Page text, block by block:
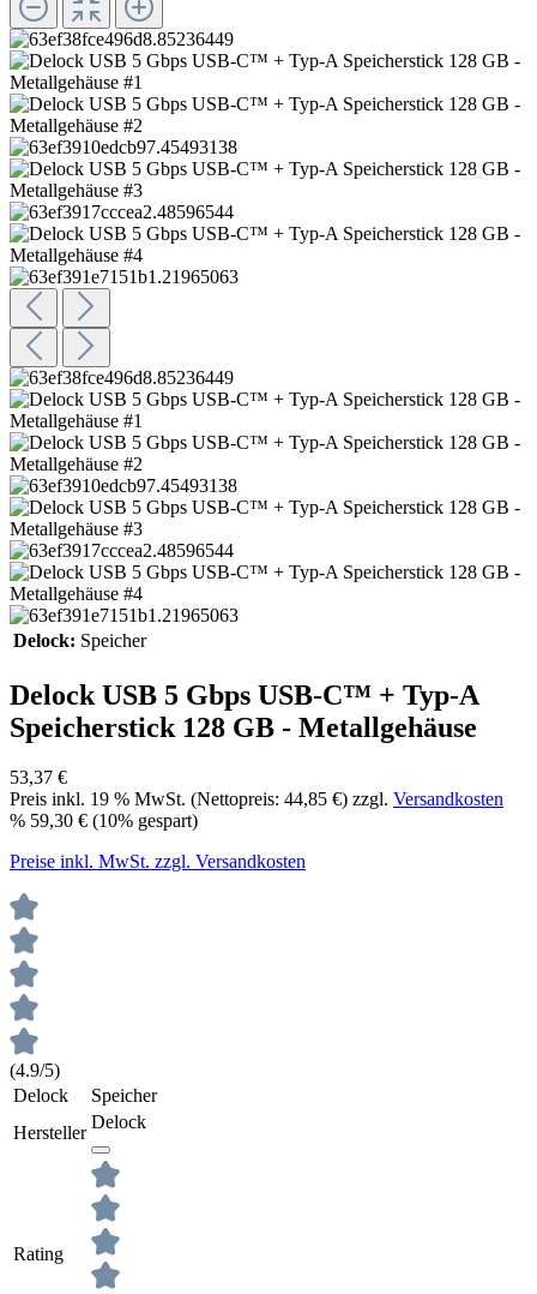
Delock: Speicher
Delock USB 5 Gbps USB-C™ + Typ-A
Speicherstick 128 GB - Metallgehäuse
53,37 €
Preis inkl. 19 % MwSt. (Nettopreis: 44,85 €) zzgl. Versandkosten
% 59,30 € (10% gespart)
Preise inkl. MwSt. zzgl. Versandkosten
(4.9/5)
Delock
Speicher
Hersteller
Delock
Rating